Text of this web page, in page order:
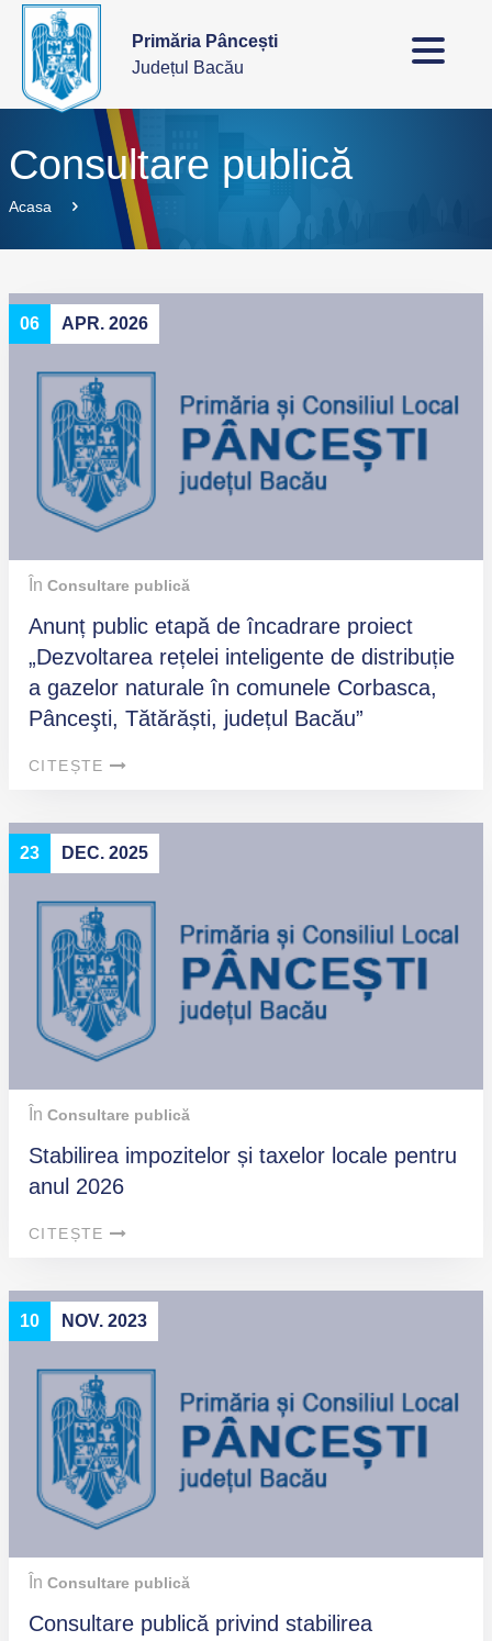
Primăria Pâncești
Județul Bacău
Consultare publică
Acasa
06 APR. 2026
În Consultare publică
Anunț public etapă de încadrare proiect
„Dezvoltarea rețelei inteligente de distribuție
a gazelor naturale în comunele Corbasca,
Pânceşti, Tătărăști, județul Bacău”
CITEȘTE
23 DEC. 2025
În Consultare publică
Stabilirea impozitelor și taxelor locale pentru
anul 2026
CITEȘTE
10 NOV. 2023
În Consultare publică
Consultare publică privind stabilirea